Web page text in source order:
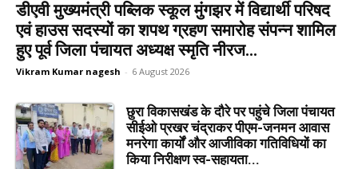
डीएवी मुख्यमंत्री पब्लिक स्कूल मुंगझर में विद्यार्थी परिषद
एवं हाउस सदस्यों का शपथ ग्रहण समारोह संपन्न शामिल
हुए पूर्व जिला पंचायत अध्यक्ष स्मृति नीरज...
Vikram Kumar nagesh - 6 August 2026
छुरा विकासखंड के दौरे पर पहुंचे जिला पंचायत
सीईओ प्रखर चंद्राकर पीएम-जनमन आवास
मनरेगा कार्यों और आजीविका गतिविधियों का
किया निरीक्षण स्व-सहायता...